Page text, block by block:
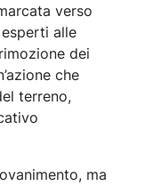
verso
alle
dei
che
terreno,
ma